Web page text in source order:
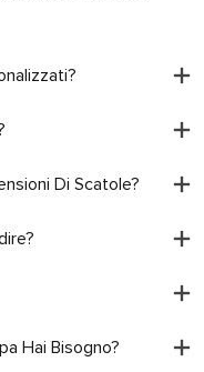
Di Scatole?
Hai Bisogno?